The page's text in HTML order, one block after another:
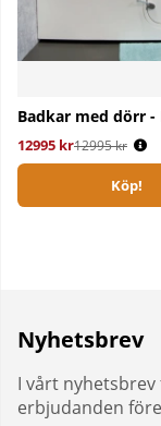
Badkar med dörr -
12995 kr
Ordinarie pris:
12995 kr
Köp!
Nyhetsbrev
I vårt
erbjudanden